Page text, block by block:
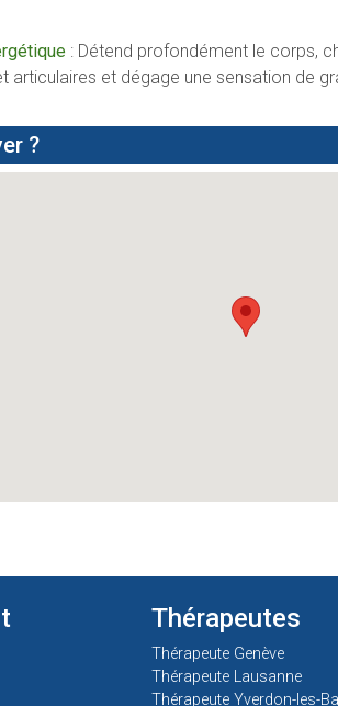
: Détend profondément le corps,
articulaires et dégage une sensation de
?
Thérapeutes
Thérapeute Genève
Thérapeute Lausanne
Thérapeute Yverdon-les-